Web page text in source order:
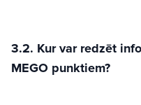
3.2. Kur var redzēt
MEGO punktiem?